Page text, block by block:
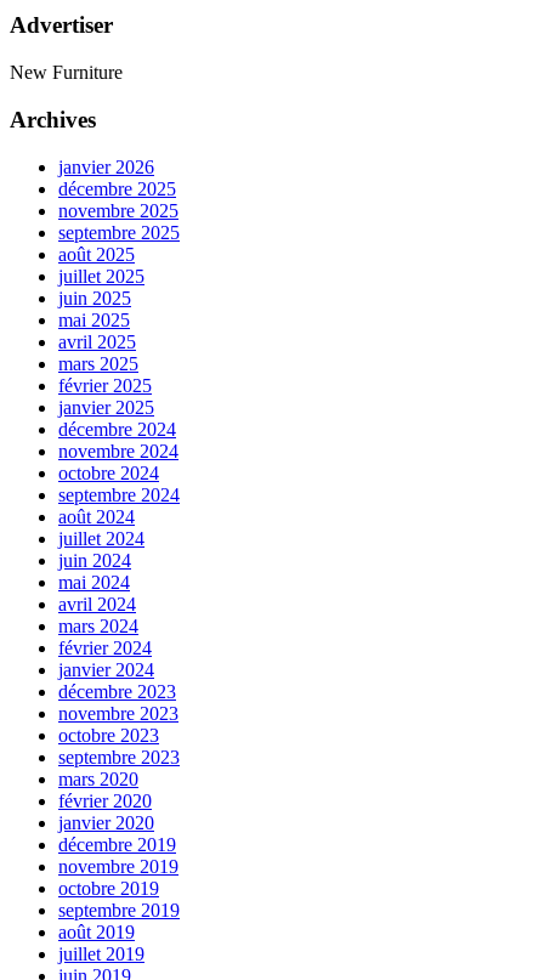
Advertiser
New Furniture
Archives
janvier 2026
décembre 2025
novembre 2025
septembre 2025
août 2025
juillet 2025
juin 2025
mai 2025
avril 2025
mars 2025
février 2025
janvier 2025
décembre 2024
novembre 2024
octobre 2024
septembre 2024
août 2024
juillet 2024
juin 2024
mai 2024
avril 2024
mars 2024
février 2024
janvier 2024
décembre 2023
novembre 2023
octobre 2023
septembre 2023
mars 2020
février 2020
janvier 2020
décembre 2019
novembre 2019
octobre 2019
septembre 2019
août 2019
juillet 2019
juin 2019